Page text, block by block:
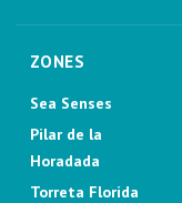
ZONES
Sea Senses
Pilar de la
Horadada
Torreta Florida